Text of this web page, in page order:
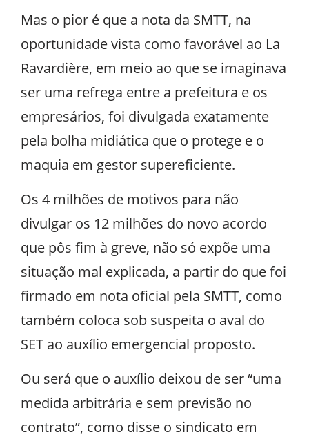
Mas o pior é que a nota da SMTT, na
oportunidade vista como favorável ao La
Ravardière, em meio ao que se imaginava
ser uma refrega entre a prefeitura e os
empresários, foi divulgada exatamente
pela bolha midiática que o protege e o
maquia em gestor supereficiente.
Os 4 milhões de motivos para não
divulgar os 12 milhões do novo acordo
que pôs fim à greve, não só expõe uma
situação mal explicada, a partir do que foi
firmado em nota oficial pela SMTT, como
também coloca sob suspeita o aval do
SET ao auxílio emergencial proposto.
Ou será que o auxílio deixou de ser “uma
medida arbitrária e sem previsão no
contrato”, como disse o sindicato em